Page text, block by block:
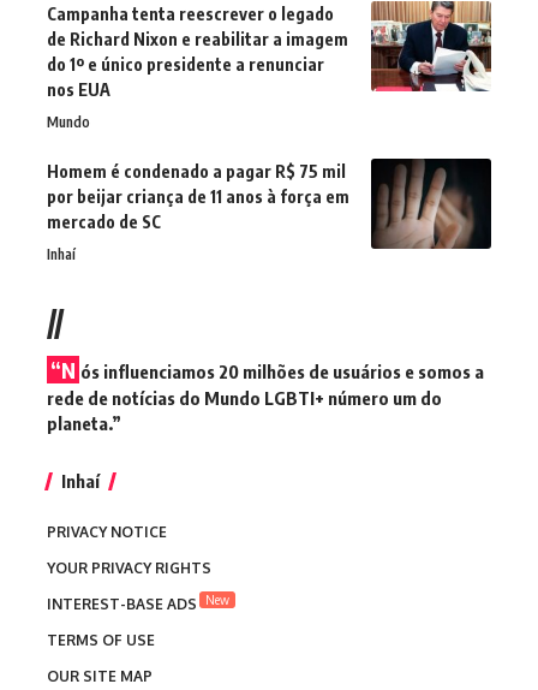
Campanha tenta reescrever o legado
de Richard Nixon e reabilitar a imagem
do 1º e único presidente a renunciar
nos EUA
Mundo
Homem é condenado a pagar R$ 75 mil
por beijar criança de 11 anos à força em
mercado de SC
Inhaí
//
“N ós influenciamos 20 milhões de usuários e somos a
rede de notícias do Mundo LGBTI+ número um do
planeta.”
Inhaí
PRIVACY NOTICE
YOUR PRIVACY RIGHTS
INTEREST-BASE ADS
New
TERMS OF USE
OUR SITE MAP